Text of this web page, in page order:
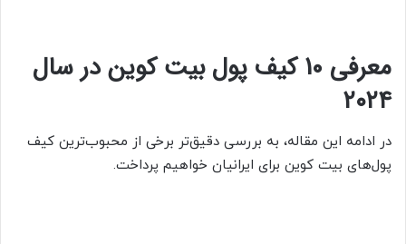
معرفی 10 کیف پول بیت کوین در سال
۲۰۲۴
در ادامه این مقاله، به بررسی دقیق‌تر برخی از محبوب‌ترین کیف
پول‌های بیت کوین برای ایرانیان خواهیم پرداخت.